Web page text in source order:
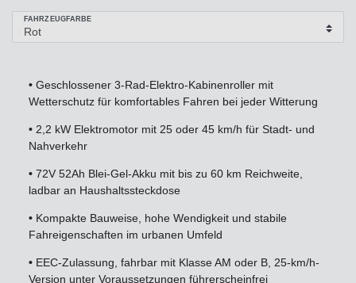
FAHRZEUGFARBE
• Geschlossener 3-Rad-Elektro-Kabinenroller mit
Wetterschutz für komfortables Fahren bei jeder Witterung
• 2,2 kW Elektromotor mit 25 oder 45 km/h für Stadt- und
Nahverkehr
• 72V 52Ah Blei-Gel-Akku mit bis zu 60 km Reichweite,
ladbar an Haushaltssteckdose
• Kompakte Bauweise, hohe Wendigkeit und stabile
Fahreigenschaften im urbanen Umfeld
• EEC-Zulassung, fahrbar mit Klasse AM oder B, 25-km/h-
Version unter Voraussetzungen führerscheinfrei